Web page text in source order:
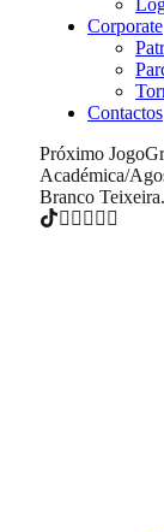
Corporate
Contactos
Próximo Jogo
Académica/
Branco Teixeira.